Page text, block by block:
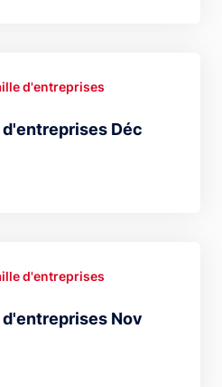
Déc
d'entreprises
Nov
d'entreprises